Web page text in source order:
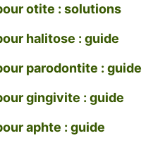
otite : solutions
halitose : guide
parodontite : guide
gingivite : guide
aphte : guide